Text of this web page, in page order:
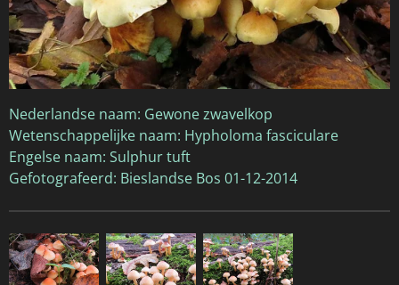
Nederlandse naam: Gewone zwavelkop
Wetenschappelijke naam: Hypholoma fasciculare
Engelse naam: Sulphur tuft
Gefotografeerd: Bieslandse Bos 01-12-2014